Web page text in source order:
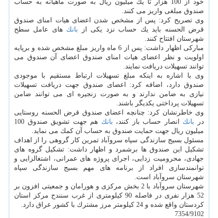
خود از 100 هزار تا یك میلیون ریال به صورت ماهیانه به حساب
صندوق مبلغی واریز می كنند.
وی تصریح كرد: پس از مشخص شدن اعضای هیات امنای صندوق
قرض الحسنه باید یك حساب نزد یكی از بانك های عامل سطح
شهرستان افتتاح كنند.
مباركی اظهار داشت: پس از 6 ماه واریز مبلغ مشخص شده و برپایه
اولویت و نظر اعضای هیات امنای صندوق اعضای آن صندوق می
توانند تسهیلات دریافت نمایند.
وی با اشاره به اینكه مبلغ تسهیلات ارتباط مستقیم با موجودی
صندوق دارد، اضافه كرد: اعضای صندوق جهت دریافت تسهیلات
نیازی به ضامن ندارند و به صورت زنجیره ای می توانند ضامن
تسهیلات پرداختی یكدیگر باشند.
وی خاطرنشان كرد: چنانچه اعضای صندوق قرض الحسنه روستایی
در بانك انصار حساب باز كنند، بانك
هم جهت تشویق صندوق 100
میلیون ریال جهت حمایت صندوق به حساب آن كمك می نماید.
مسئول بسیج سازندگی سپاه سروآباد تمرین كار گروهی را از اهداف
تشكیل این صندوق ها برشمرد و اظهار داشت: تشكیل گروه های
جهادی، محرومیت زدایی، اجرای پروژه های عمرانی، اشتغالزایی و
توانمندسازی افراد از برنامه های مهم بسیج سازندگی سپاه
شهرستان سروآباد است.
شهرستان سروآباد با 2 بخش مركزی و هورامان و جمعیتی افزون بر
52 هزار نفری در فاصله 90 كیلومتری از غرب سنندج مركز استان
كردستان واقع شده و 24 كیلومتر مرز مشترك با كشور عراق دارد.
7354/9102